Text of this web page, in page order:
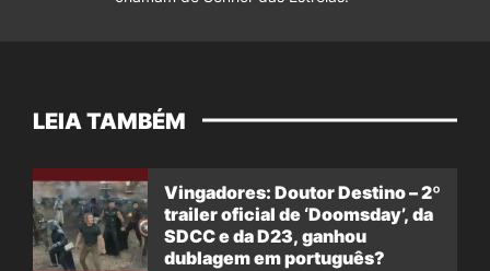
LEIA TAMBÉM
Vingadores: Doutor Destino – 2º
trailer oficial de ‘Doomsday’, da
SDCC e da D23, ganhou
dublagem em português?